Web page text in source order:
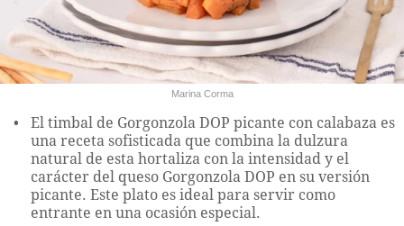
Marina Corma
El timbal de Gorgonzola DOP picante con calabaza es
una receta sofisticada que combina la dulzura
natural de esta hortaliza con la intensidad y el
carácter del queso Gorgonzola DOP en su versión
picante. Este plato es ideal para servir como
entrante en una ocasión especial.